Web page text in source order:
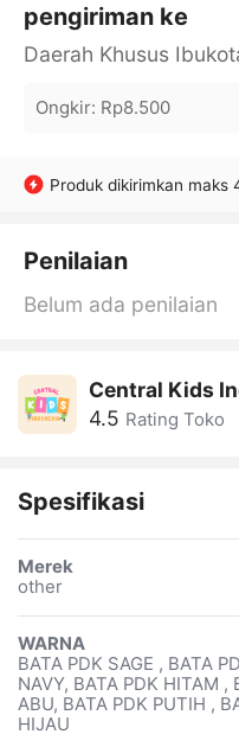
pengiriman ke
Ongkir: Rp8.500
Produk dikirimkan maks
Penilaian
Belum ada penilaian
Central Kids
4.5 Rating Toko
Spesifikasi
Merek
other
WARNA
BATA PDK SAGE , BATA
NAVY, BATA PDK HITAM ,
ABU, BATA PDK PUTIH ,
HIJAU